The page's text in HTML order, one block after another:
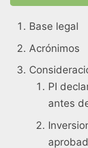
Base legal
Acrónimos
PI
antes